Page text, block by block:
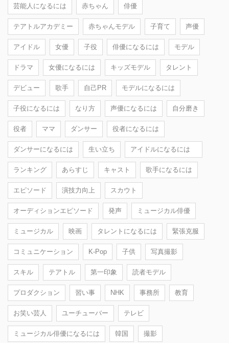
芸能人になるには 赤ちゃん 俳優
テアトルアカデミー 赤ちゃんモデル 子育て 声優
アイドル 女優 子役 俳優になるには モデル
ドラマ 女優になるには キッズモデル タレント
デビュー 歌手 自己PR モデルになるには
子役になるには なり方 声優になるには 自分磨き
役者 ママ ダンサー 役者になるには
ダンサーになるには 生い立ち アイドルになるには
ランキング あらすじ キャスト 歌手になるには
エピソード 演技力向上 スカウト
オーディションエピソード 発声 ミュージカル俳優
ミュージカル 映画 タレントになるには 緊張克服
コミュニケーション K-Pop 子供 写真撮影
スキル テアトル 第一印象 読者モデル
プロダクション 習い事 NHK 事務所 教育
お笑い芸人 ユーチューバー テレビ
ミュージカル俳優になるには 韓国 撮影